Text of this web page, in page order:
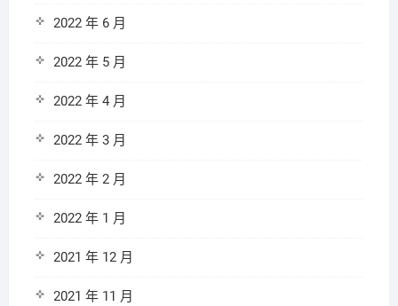
2022 年 6 月
2022 年 5 月
2022 年 4 月
2022 年 3 月
2022 年 2 月
2022 年 1 月
2021 年 12 月
2021 年 11 月